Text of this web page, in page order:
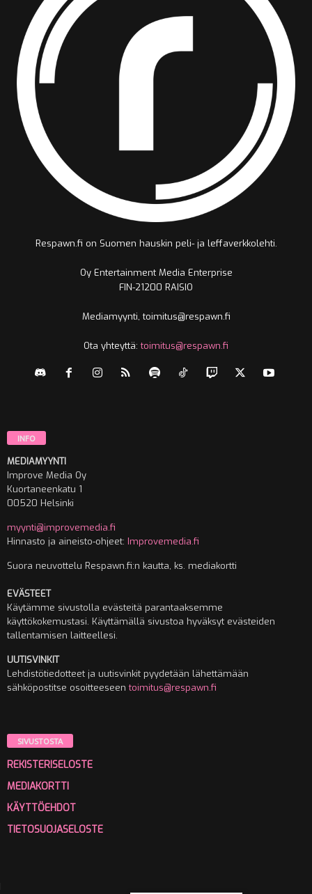
Respawn.fi on Suomen hauskin peli- ja leffaverkkolehti.
Oy Entertainment Media Enterprise
FIN-21200 RAISIO
Mediamyynti, toimitus@respawn.fi
Ota yhteyttä:toimitus@respawn.fi
INFO
MEDIAMYYNTI
Improve Media Oy
Kuortaneenkatu 1
00520 Helsinki
myynti@improvemedia.fi
Hinnasto ja aineisto-ohjeet: Improvemedia.fi
Suora neuvottelu Respawn.fi:n kautta, ks. mediakortti
EVÄSTEET
Käytämme sivustolla evästeitä parantaaksemme
käyttökokemustasi. Käyttämällä sivustoa hyväksyt evästeiden
tallentamisen laitteellesi.
UUTISVINKIT
Lehdistötiedotteet ja uutisvinkit pyydetään lähettämään
sähköpostitse osoitteeseentoimitus@respawn.fi
SIVUSTOSTA
REKISTERISELOSTE
MEDIAKORTTI
KÄYTTÖEHDOT
TIETOSUOJASELOSTE